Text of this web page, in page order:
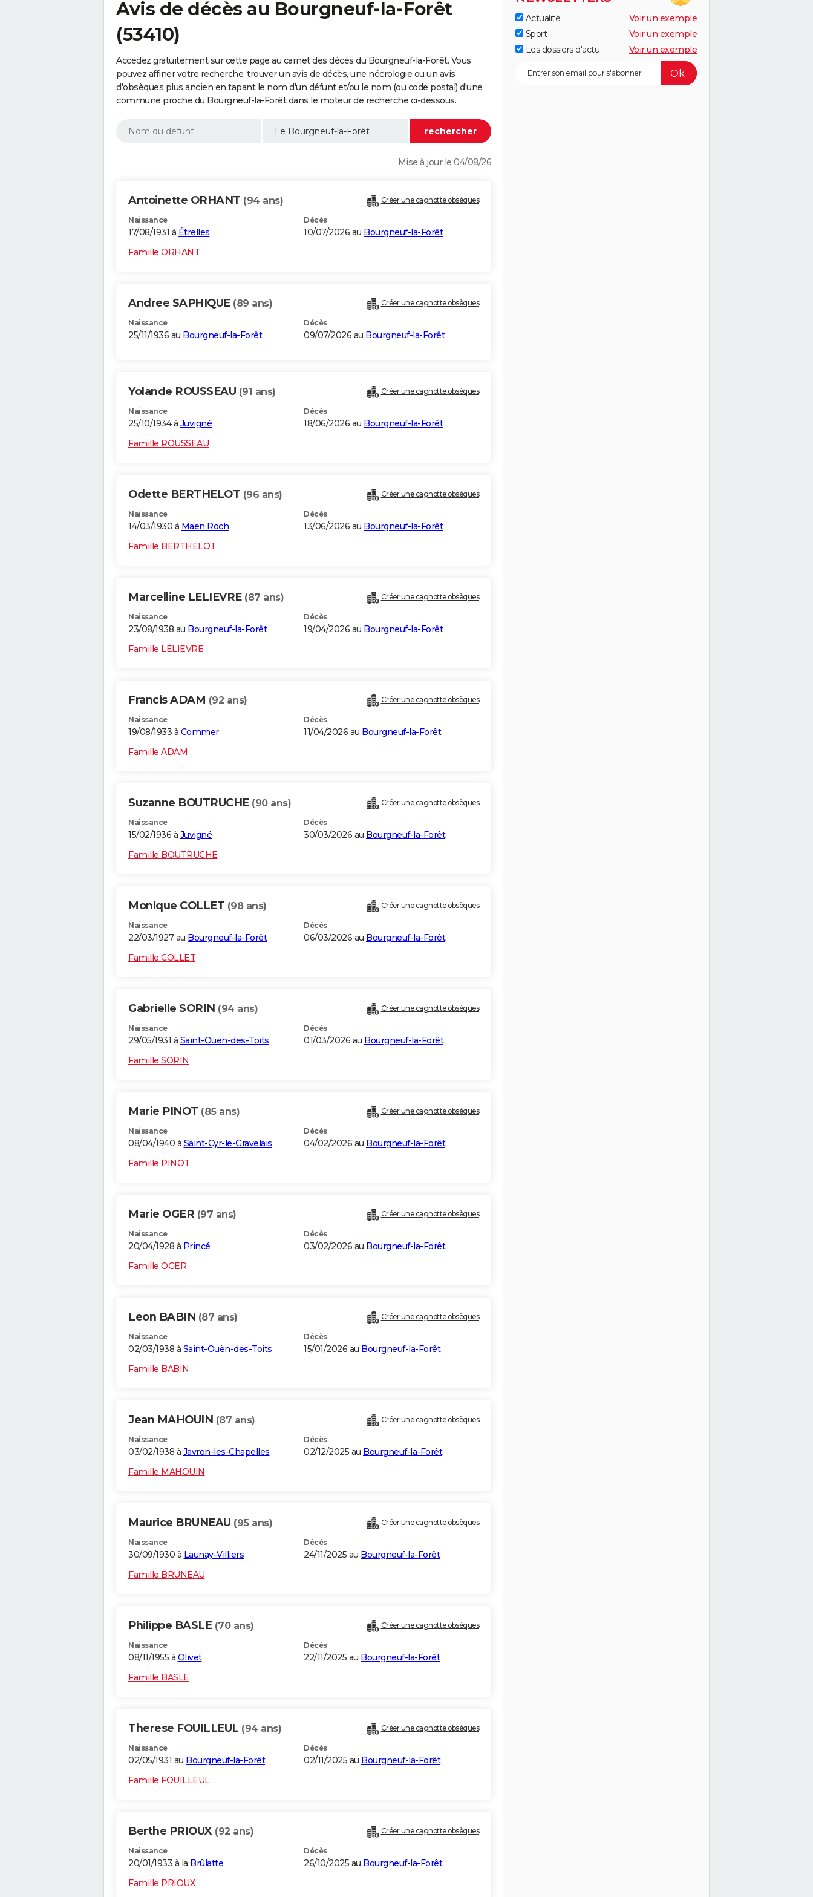
Avis de décès au Bourgneuf-la-Forêt
(53410)
Accédez gratuitement sur cette page au carnet des décès du Bourgneuf-la-Forêt. Vous
pouvez affiner votre recherche, trouver un avis de décès, une nécrologie ou un avis
d'obsèques plus ancien en tapant le nom d'un défunt et/ou le nom (ou code postal) d'une
commune proche du Bourgneuf-la-Forêt dans le moteur de recherche ci-dessous.
Mise à jour le 04/08/26
Antoinette ORHANT (94 ans) Créer une cagnotte obsèques
Naissance
17/08/1931 à Étrelles
Décès
10/07/2026 au Bourgneuf-la-Forêt
Famille ORHANT
Andree SAPHIQUE (89 ans) Créer une cagnotte obsèques
Naissance
25/11/1936 au Bourgneuf-la-Forêt
Décès
09/07/2026 au Bourgneuf-la-Forêt
Yolande ROUSSEAU (91 ans) Créer une cagnotte obsèques
Naissance
25/10/1934 à Juvigné
Décès
18/06/2026 au Bourgneuf-la-Forêt
Famille ROUSSEAU
Odette BERTHELOT (96 ans) Créer une cagnotte obsèques
Naissance
14/03/1930 à Maen Roch
Décès
13/06/2026 au Bourgneuf-la-Forêt
Famille BERTHELOT
Marcelline LELIEVRE (87 ans) Créer une cagnotte obsèques
Naissance
23/08/1938 au Bourgneuf-la-Forêt
Décès
19/04/2026 au Bourgneuf-la-Forêt
Famille LELIEVRE
Francis ADAM (92 ans) Créer une cagnotte obsèques
Naissance
19/08/1933 à Commer
Décès
11/04/2026 au Bourgneuf-la-Forêt
Famille ADAM
Suzanne BOUTRUCHE (90 ans) Créer une cagnotte obsèques
Naissance
15/02/1936 à Juvigné
Décès
30/03/2026 au Bourgneuf-la-Forêt
Famille BOUTRUCHE
Monique COLLET (98 ans) Créer une cagnotte obsèques
Naissance
22/03/1927 au Bourgneuf-la-Forêt
Décès
06/03/2026 au Bourgneuf-la-Forêt
Famille COLLET
Gabrielle SORIN (94 ans) Créer une cagnotte obsèques
Naissance
29/05/1931 à Saint-Ouën-des-Toits
Décès
01/03/2026 au Bourgneuf-la-Forêt
Famille SORIN
Marie PINOT (85 ans) Créer une cagnotte obsèques
Naissance
08/04/1940 à Saint-Cyr-le-Gravelais
Décès
04/02/2026 au Bourgneuf-la-Forêt
Famille PINOT
Marie OGER (97 ans) Créer une cagnotte obsèques
Naissance
20/04/1928 à Princé
Décès
03/02/2026 au Bourgneuf-la-Forêt
Famille OGER
Leon BABIN (87 ans) Créer une cagnotte obsèques
Naissance
02/03/1938 à Saint-Ouën-des-Toits
Décès
15/01/2026 au Bourgneuf-la-Forêt
Famille BABIN
Jean MAHOUIN (87 ans) Créer une cagnotte obsèques
Naissance
03/02/1938 à Javron-les-Chapelles
Décès
02/12/2025 au Bourgneuf-la-Forêt
Famille MAHOUIN
Maurice BRUNEAU (95 ans) Créer une cagnotte obsèques
Naissance
30/09/1930 à Launay-Villiers
Décès
24/11/2025 au Bourgneuf-la-Forêt
Famille BRUNEAU
Philippe BASLE (70 ans) Créer une cagnotte obsèques
Naissance
08/11/1955 à Olivet
Décès
22/11/2025 au Bourgneuf-la-Forêt
Famille BASLE
Therese FOUILLEUL (94 ans) Créer une cagnotte obsèques
Naissance
02/05/1931 au Bourgneuf-la-Forêt
Décès
02/11/2025 au Bourgneuf-la-Forêt
Famille FOUILLEUL
Berthe PRIOUX (92 ans) Créer une cagnotte obsèques
Naissance
20/01/1933 à la Brûlatte
Décès
26/10/2025 au Bourgneuf-la-Forêt
Famille PRIOUX
Actualité
Voir un exemple
Sport
Voir un exemple
Les dossiers d'actu
Voir un exemple